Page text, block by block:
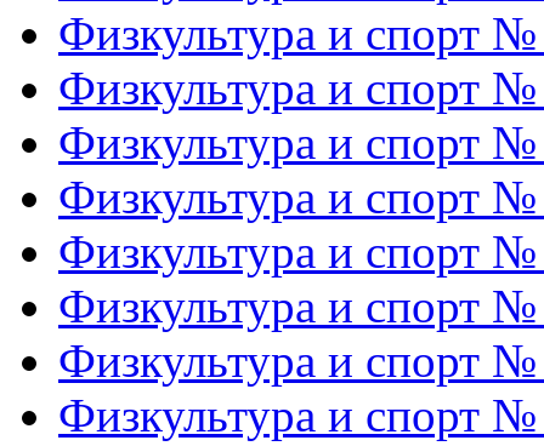
Физкультура и спорт
Физкультура и спорт
Физкультура и спорт
Физкультура и спорт
Физкультура и спорт
Физкультура и спорт
Физкультура и спорт
Физкультура и спорт